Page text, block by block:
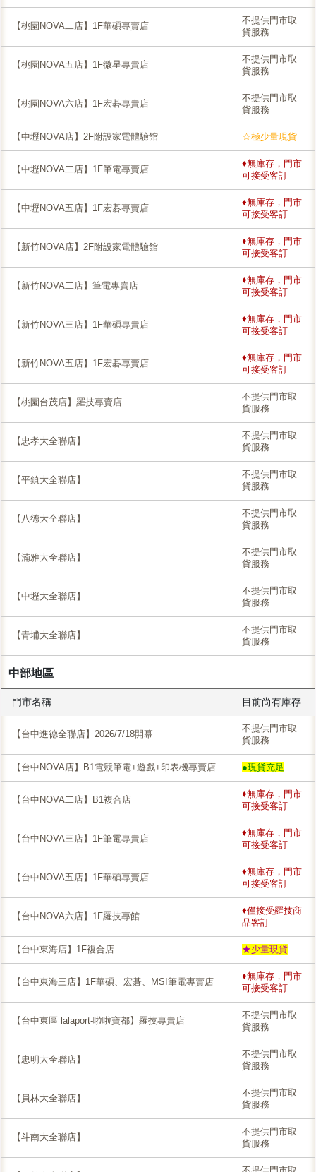
【桃園NOVA二店】1F華碩專賣店
不提供門市取
貨服務
【桃園NOVA五店】1F微星專賣店
不提供門市取
貨服務
【桃園NOVA六店】1F宏碁專賣店
不提供門市取
貨服務
【中壢NOVA店】2F附設家電體驗館 ☆極少量現貨
【中壢NOVA二店】1F筆電專賣店
♦無庫存，門市
可接受客訂
【中壢NOVA五店】1F宏碁專賣店
♦無庫存，門市
可接受客訂
【新竹NOVA店】2F附設家電體驗館
♦無庫存，門市
可接受客訂
【新竹NOVA二店】筆電專賣店
♦無庫存，門市
可接受客訂
【新竹NOVA三店】1F華碩專賣店
♦無庫存，門市
可接受客訂
【新竹NOVA五店】1F宏碁專賣店
♦無庫存，門市
可接受客訂
【桃園台茂店】羅技專賣店
不提供門市取
貨服務
【忠孝大全聯店】
不提供門市取
貨服務
【平鎮大全聯店】
不提供門市取
貨服務
【八德大全聯店】
不提供門市取
貨服務
【湳雅大全聯店】
不提供門市取
貨服務
【中壢大全聯店】
不提供門市取
貨服務
【青埔大全聯店】
不提供門市取
貨服務
中部地區
門市名稱 目前尚有庫存
【台中進德全聯店】2026/7/18開幕
不提供門市取
貨服務
【台中NOVA店】B1電競筆電+遊戲+印表機專賣店 ●現貨充足
【台中NOVA二店】B1複合店
♦無庫存，門市
可接受客訂
【台中NOVA三店】1F筆電專賣店
♦無庫存，門市
可接受客訂
【台中NOVA五店】1F華碩專賣店
♦無庫存，門市
可接受客訂
【台中NOVA六店】1F羅技專館
♦僅接受羅技商
品客訂
【台中東海店】1F複合店 ★少量現貨
【台中東海三店】1F華碩、宏碁、MSI筆電專賣店
♦無庫存，門市
可接受客訂
【台中東區 lalaport-啦啦寶都】羅技專賣店
不提供門市取
貨服務
【忠明大全聯店】
不提供門市取
貨服務
【員林大全聯店】
不提供門市取
貨服務
【斗南大全聯店】
不提供門市取
貨服務